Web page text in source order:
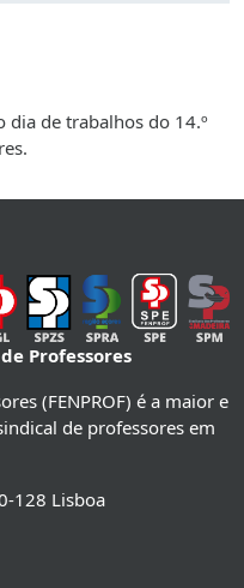
de trabalhos do 14.º
Professores
(FENPROF) é a maior e
de professores em
128 Lisboa